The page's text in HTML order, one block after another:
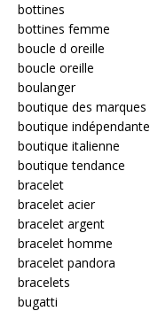
bottines
bottines femme
boucle d oreille
boucle oreille
boulanger
boutique des marques
boutique indépendante
boutique italienne
boutique tendance
bracelet
bracelet acier
bracelet argent
bracelet homme
bracelet pandora
bracelets
bugatti